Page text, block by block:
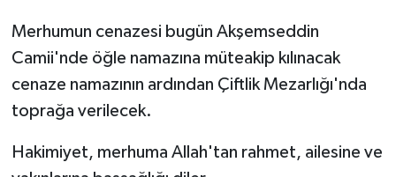
Merhumun cenazesi bugün Akşemseddin
Camii'nde öğle namazına müteakip kılınacak
cenaze namazının ardından Çiftlik Mezarlığı'nda
toprağa verilecek.
Hakimiyet, merhuma Allah'tan rahmet, ailesine ve